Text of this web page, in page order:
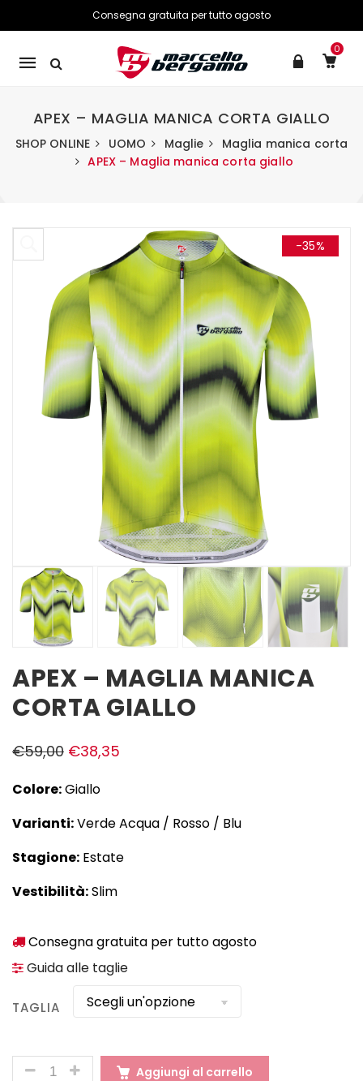
Consegna gratuita per tutto agosto
Mobile
0
APEX – MAGLIA MANICA CORTA GIALLO
SHOP ONLINE UOMO Maglie
Maglia manica corta
APEX – Maglia manica corta giallo
-35%
APEX – MAGLIA MANICA
CORTA GIALLO
€59,00 €38,35
Colore:Giallo
Varianti:Verde Acqua / Rosso / Blu
Stagione: Estate
Vestibilità:Slim
Consegna gratuita per tutto agosto
Guida alle taglie
TAGLIA
QUANTITÀ Aggiungi al carrello